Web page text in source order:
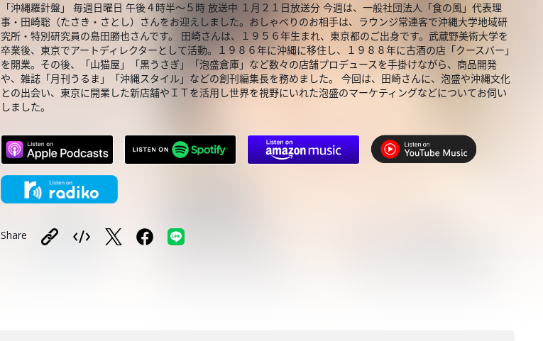
「沖縄羅針盤」 毎週日曜日 午後４時半～５時 放送中 １月２１日放送分 今週は、一般社団法人「食の風」代表理
事・田崎聡（たさき・さとし）さんをお迎えしました。おしゃべりのお相手は、ラウンジ常連客で沖縄大学地域研
究所・特別研究員の島田勝也さんです。 田崎さんは、１９５６年生まれ、東京都のご出身です。武蔵野美術大学を
卒業後、東京でアートディレクターとして活動。１９８６年に沖縄に移住し、１９８８年に古酒の店「クースバー」
を開業。その後、「山猫屋」「黒うさぎ」「泡盛倉庫」など数々の店舗プロデュースを手掛けながら、商品開発
や、雑誌「月刊うるま」「沖縄スタイル」などの創刊編集長を務めました。 今回は、田崎さんに、泡盛や沖縄文化
との出会い、東京に開業した新店舗やＩＴを活用し世界を視野にいれた泡盛のマーケティングなどについてお伺い
しました。
Share